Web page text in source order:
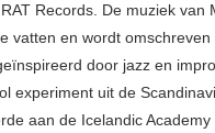
Records. De muziek van
vatten en wordt
door jazz en
experiment uit de
aan de Icelandic Academy